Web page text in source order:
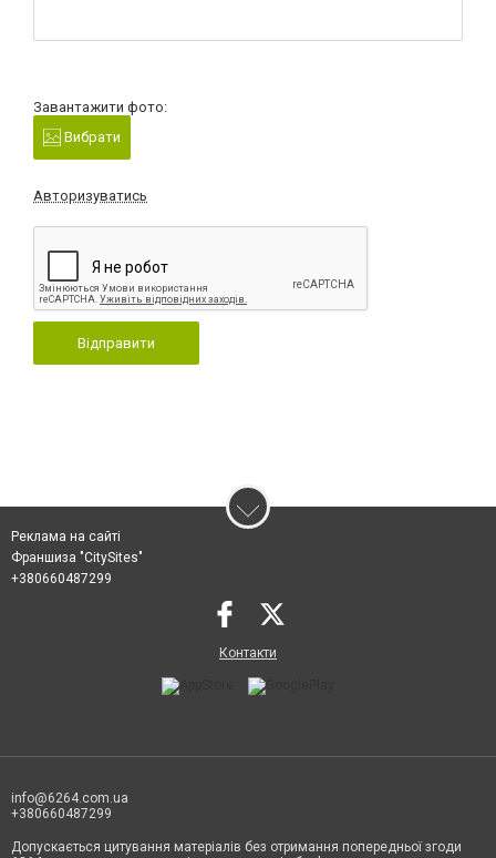
Завантажити фото:
Вибрати
Авторизуватись
Відправити
Реклама на сайті
Франшиза "CitySites"
+380660487299
Контакти
info@6264.com.ua
+380660487299
Допускається цитування матеріалів без отримання попередньої згоди